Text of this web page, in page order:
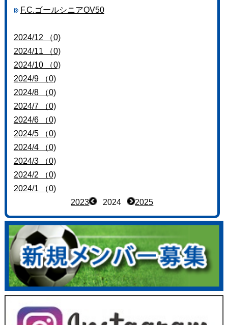
F.C.ゴールシニアOV50
2024/12 （0)
2024/11 （0)
2024/10 （0)
2024/9 （0)
2024/8 （0)
2024/7 （0)
2024/6 （0)
2024/5 （0)
2024/4 （0)
2024/3 （0)
2024/2 （0)
2024/1 （0)
2023
2024 2025